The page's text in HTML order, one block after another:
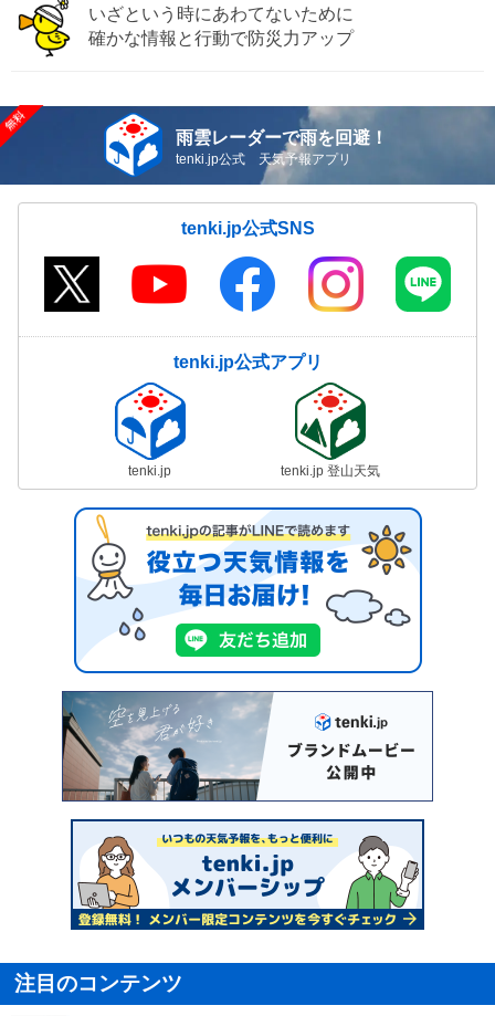
いざという時にあわてないために
確かな情報と行動で防災力アップ
雨雲レーダーで雨を回避！
tenki.jp公式 天気予報アプリ
tenki.jp公式SNS
tenki.jp公式アプリ
tenki.jp tenki.jp 登山天気
注目のコンテンツ